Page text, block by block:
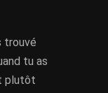
trouvé
tu as
plutôt